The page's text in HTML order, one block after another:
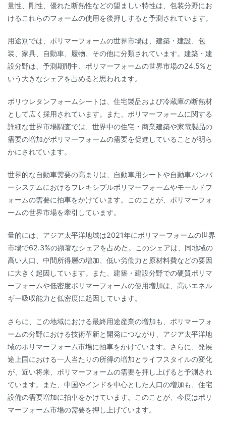
量性、剛性、優れた断熱性などの望ましい特性は、包装分野にお
けるこれらのフォームの使用を後押しすると予測されています。
用途別では、ポリマーフォームの世界市場は、建築・建設、包
装、家具、自動車、履物、その他に分類されています。建築・建
設分野は、予測期間中、ポリマーフォームの世界市場の24.5%と
いう大きなシェアを占めると思われます。
ポリウレタンフォームシートは、住宅製品および冷蔵庫の断熱材
として広く採用されています。また、ポリマーフォームに関する
詳細な世界市場調査では、世界中の住宅・商業建築や家電製品の
需要の増加がポリマーフォームの需要を促進していることが明ら
かにされています。
世界的な自動車需要の高まりは、自動車用シートや自動車バンパ
ーシステムにおけるフレキシブルポリマーフォームやモールドフ
ォームの需要に拍車をかけています。このことが、ポリマーフォ
ームの世界市場を牽引しています。
量的には、アジア太平洋地域は2021年にポリマーフォームの世界
市場で62.3%の顕著なシェアを占めた。このシェアは、同地域の
高い人口、中間所得層の増加、低い労働力と原材料費などの要因
に大きく起因しています。また、建築・建設分野での硬質ポリマ
ーフォームや低密度ポリマーフォームの使用増加は、高いエネル
ギー吸収能力と低密度に起因しています。
さらに、この地域における最終用途産業の増加も、ポリマーフォ
ームの分野における技術革新と開発につながり、アジア太平洋地
域のポリマーフォーム市場に拍車をかけています。さらに、発展
途上国における一人当たりの所得の増加とライフスタイルの変化
が、近い将来、ポリマーフォームの需要を押し上げると予測され
ています。また、中国やインドを中心とした人口の増加も、住宅
設備の需要増加に拍車をかけています。このことが、今度はポリ
マーフォーム市場の需要を押し上げています。